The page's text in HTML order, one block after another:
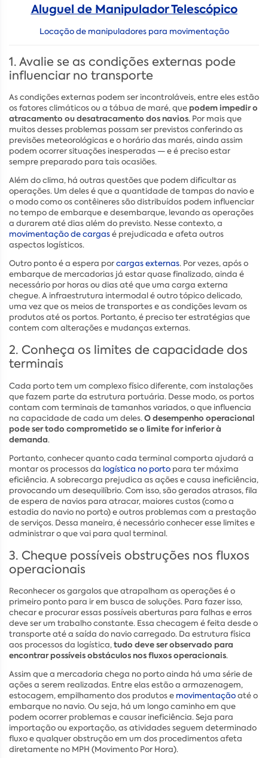
Aluguel de Manipulador Telescópico
Locação de manipuladores para movimentação
1. Avalie se as condições externas pode
influenciar no transporte
As condições externas podem ser incontroláveis, entre eles estão
os fatores climáticos ou a tábua de maré, quepodem impedir o
atracamento ou desatracamento dos navios. Por mais que
muitos desses problemas possam ser previstos conferindo as
previsões meteorológicas e o horário das marés, ainda assim
podem ocorrer situações inesperadas — e é preciso estar
sempre preparado para tais ocasiões.
Além do clima, há outras questões que podem dificultar as
operações. Um deles é que a quantidade de tampas do navio e
o modo como os contêineres são distribuídos podem influenciar
no tempo de embarque e desembarque, levando as operações
a durarem até dias além do previsto. Nesse contexto, a
movimentação de cargasé prejudicada e afeta outros
aspectos logísticos.
Outro ponto é a espera porcargas externas. Por vezes, após o
embarque de mercadorias já estar quase finalizado, ainda é
necessário por horas ou dias até que uma carga externa
chegue. A infraestrutura intermodal é outro tópico delicado,
uma vez que os meios de transportes e as condições levam os
produtos até os portos. Portanto, é preciso ter estratégias que
contem com alterações e mudanças externas.
2. Conheça os limites de capacidade dos
terminais
Cada porto tem um complexo físico diferente, com instalações
que fazem parte da estrutura portuária. Desse modo, os portos
contam com terminais de tamanhos variados, o que influencia
na capacidade de cada um deles.O desempenho operacional
pode ser todo comprometido se o limite for inferior à
demanda.
Portanto, conhecer quanto cada terminal comporta ajudará a
montar os processos da logística no porto para ter máxima
eficiência. A sobrecarga prejudica as ações e causa ineficiência,
provocando um desequilíbrio. Com isso, são gerados atrasos, fila
de espera de navios para atracar, maiores custos (como a
estadia do navio no porto) e outros problemas com a prestação
de serviços. Dessa maneira, é necessário conhecer esse limites e
administrar o que vai para qual terminal.
3. Cheque possíveis obstruções nos fluxos
operacionais
Reconhecer os gargalos que atrapalham as operações é o
primeiro ponto para ir em busca de soluções. Para fazer isso,
checar e procurar essas possíveis aberturas para falhas e erros
deve ser um trabalho constante. Essa checagem é feita desde o
transporte até a saída do navio carregado. Da estrutura física
aos processos da logística,tudo deve ser observado para
encontrar possíveis obstáculos nos fluxos operacionais.
Assim que a mercadoria chega no porto ainda há uma série de
ações a serem realizadas. Entre elas estão a armazenagem,
estocagem, empilhamento dos produtos e movimentaçãoaté o
embarque no navio. Ou seja, há um longo caminho em que
podem ocorrer problemas e causar ineficiência. Seja para
importação ou exportação, as atividades seguem determinado
fluxo e qualquer obstrução em um dos procedimentos afeta
diretamente no MPH (Movimento Por Hora).